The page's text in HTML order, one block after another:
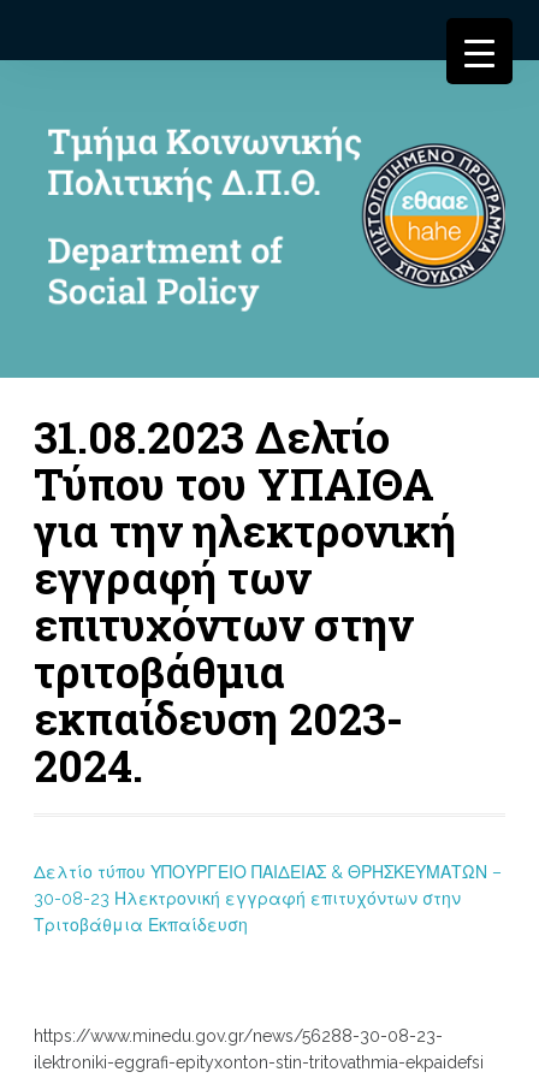
31.08.2023 Δελτίο
Τύπου του ΥΠΑΙΘΑ
για την ηλεκτρονική
εγγραφή των
επιτυχόντων στην
τριτοβάθμια
εκπαίδευση 2023-
2024.
Δελτίο τύπου ΥΠΟΥΡΓΕΙΟ ΠΑΙΔΕΙΑΣ & ΘΡΗΣΚΕΥΜΑΤΩΝ –
30-08-23 Ηλεκτρονική εγγραφή επιτυχόντων στην
Τριτοβάθμια Εκπαίδευση
https://www.minedu.gov.gr/news/56288-30-08-23-
ilektroniki-eggrafi-epityxonton-stin-tritovathmia-ekpaidefsi